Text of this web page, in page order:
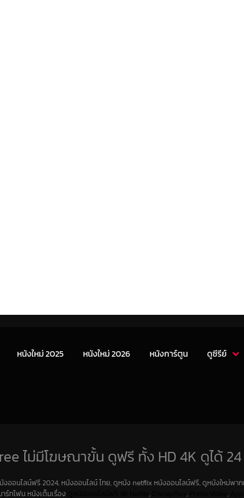
หนังใหม่ 2025 หนังใหม่ 2026 หนังการ์ตูน ดูซีรีย์
ไม่มีโฆษณาขั้น ดูฟรี ทั้ง HD 4K ดูได้ 24
ออนไลน์ฟรี 2024, หนังออนไลน์ ไทย, ดูหนัง netflix หนังออนไลน์ฟรี, ดูหนังใหม่พา
ร์ทโฟน หนังเต็มเรื่อง , , ,